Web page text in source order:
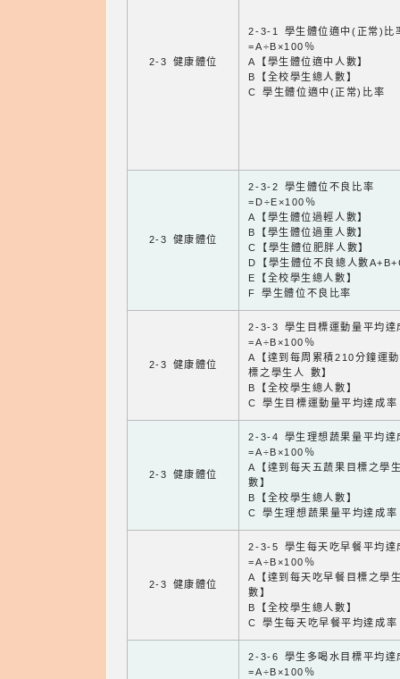
2-3 健康體位
2-3-1 學生體位適中(正常)比
=A÷B×100％
A【學生體位適中人數】
B【全校學生總人數】
C 學生體位適中(正常)比率
2-3 健康體位
2-3-2 學生體位不良比率
=D÷E×100％
A【學生體位過輕人數】
B【學生體位過重人數】
C【學生體位肥胖人數】
D【學生體位不良總人數
E【全校學生總人數】
F 學生體位不良比率
2-3 健康體位
2-3-3 學生目標運動量平均達
=A÷B×100％
A【達到每周累積210分鐘運
標之學生人 數】
B【全校學生總人數】
C 學生目標運動量平均達成率
2-3 健康體位
2-3-4 學生理想蔬果量平均達
=A÷B×100％
A【達到每天五蔬果目標之學
數】
B【全校學生總人數】
C 學生理想蔬果量平均達成率
2-3 健康體位
2-3-5 學生每天吃早餐平均達
=A÷B×100％
A【達到每天吃早餐目標之學
數】
B【全校學生總人數】
C 學生每天吃早餐平均達成率
2-3-6 學生多喝水目標平均達
=A÷B×100％